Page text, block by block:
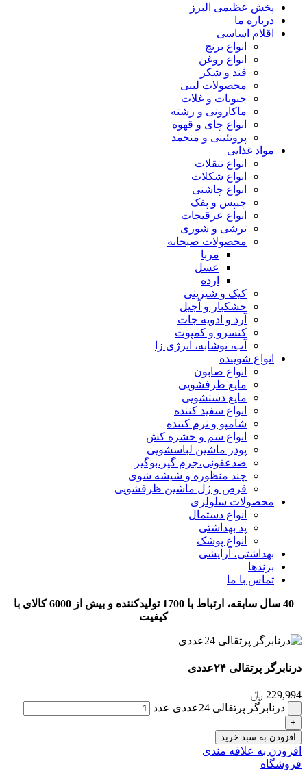
پخش عظیمی البرز
درباره ما
اقلام اساسی
انواع برنج
انواع روغن
قند و شکر
محصولات لبنی
حبوبات و غلات
ماکارونی و رشته
انواع چای و قهوه
پروتئینی و منجمد
مواد غذایی
انواع تنقلات
انواع شکلات
انواع چاشنی
چیپس و پفک
انواع عرقیجات
ترشی و شوری
محصولات صبحانه
مربا
عسل
ارده
کیک و شیرینی
خشکبار و آجیل
آرد و ادویه جات
کنسرو و کمپوت
آب، نوشابه، انرژی زا
انواع شوینده
انواع صابون
مایع ظرفشویی
مایع دستشویی
انواع سفید کننده
شامپو و نرم کننده
انواع سم و حشره کش
پودر ماشین لباسشویی
ضدعفونی،جرم گیر،بوگیر
چند منظوره و شیشه شوی
قرص و ژل ماشین ظرفشویی
محصولات سلولزی
انواع دستمال
پد بهداشتی
انواع پوشک
بهداشتی، آرایشی
برندها
تماس با ما
40 سال سابقه، ارتباط با 1700 تولیدکننده و بیش از 6000 کالای با
کیفیت
درنابرگر پرتقالی ۲۴عددی
229,994 ﷼
درنابرگر پرتقالی 24عددی عدد
افزودن به سبد خرید
افزودن به علاقه مندی
فروشگاه